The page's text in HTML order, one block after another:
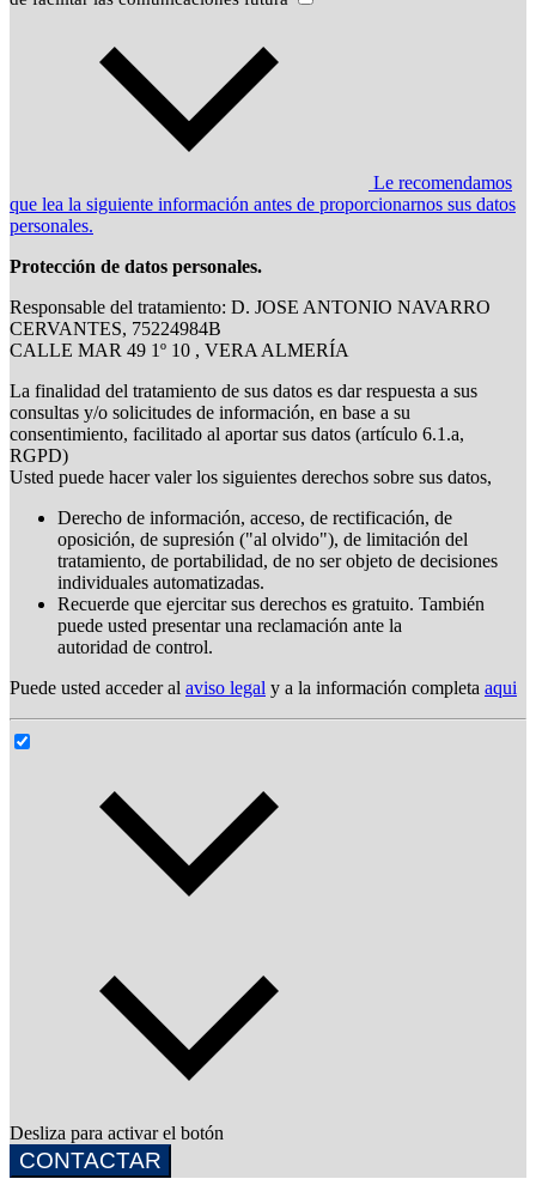
Le recomendamos
que lea la siguiente información antes de proporcionarnos sus datos
personales.
Protección de datos personales.
Responsable del tratamiento: D. JOSE ANTONIO NAVARRO
CERVANTES, 75224984B
CALLE MAR 49 1º 10 , VERA ALMERÍA
La finalidad del tratamiento de sus datos es dar respuesta a sus
consultas y/o solicitudes de información, en base a su
consentimiento, facilitado al aportar sus datos (artículo 6.1.a,
RGPD)
Usted puede hacer valer los siguientes derechos sobre sus datos,
Derecho de información, acceso, de rectificación, de
oposición, de supresión ("al olvido"), de limitación del
tratamiento, de portabilidad, de no ser objeto de decisiones
individuales automatizadas.
Recuerde que ejercitar sus derechos es gratuito. También
puede usted presentar una reclamación ante la
autoridad de control.
Puede usted acceder al aviso legal y a la información completa aqui
Desliza para activar el botón
CONTACTAR